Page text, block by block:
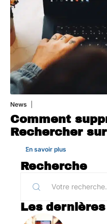
News
Comment
Rechercher
En savoir plus
Recherche
Les